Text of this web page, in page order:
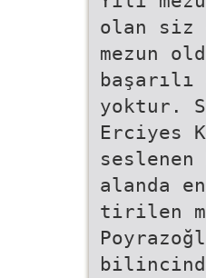
olan siz
mezun
başarılı
yoktur.
Erciyes
seslenen
alanda en
tirilen